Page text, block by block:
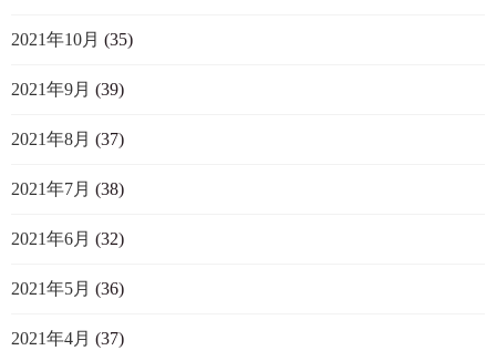
2021年10月 (35)
2021年9月 (39)
2021年8月 (37)
2021年7月 (38)
2021年6月 (32)
2021年5月 (36)
2021年4月 (37)